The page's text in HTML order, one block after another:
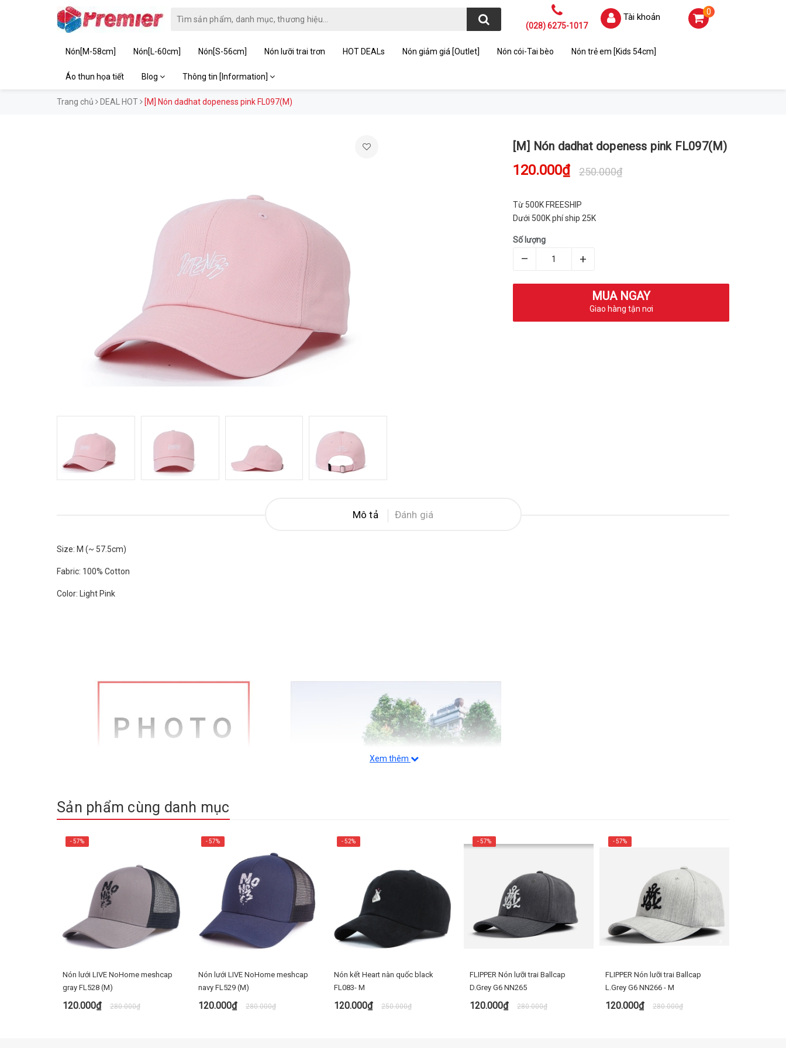
(028) 6275-1017
Tài khoản 0
Nón[M-58cm] Nón[L-60cm] Nón[S-56cm] Nón lưỡi trai trơn HOT DEALs Nón giảm giá [Outlet] Nón cói-Tai bèo Nón trẻ em [Kids 54cm]
Áo thun họa tiết Blog Thông tin [Information]
Trang chủ DEAL HOT [M] Nón dadhat dopeness pink FL097(M)
[M] Nón dadhat dopeness pink FL097(M)
120.000₫ 250.000₫
Từ 500K FREESHIP
Dưới 500K phí ship 25K
Số lượng
– +
MUA NGAY
Giao hàng tận nơi
Mô tả Đánh giá
Size: M (~ 57.5cm)
Fabric: 100% Cotton
Color: Light Pink
Xem thêm
Sản phẩm cùng danh mục
- 57%
Nón lưới LIVE NoHome meshcap
gray FL528 (M)
120.000₫ 280.000₫
- 57%
Nón lưới LIVE NoHome meshcap
navy FL529 (M)
120.000₫ 280.000₫
- 52%
Nón kết Heart nàn quốc black
FL083- M
120.000₫ 250.000₫
- 57%
FLIPPER Nón lưỡi trai Ballcap
D.Grey G6 NN265
120.000₫ 280.000₫
- 57%
FLIPPER Nón lưỡi trai Ballcap
L.Grey G6 NN266 - M
120.000₫ 280.000₫